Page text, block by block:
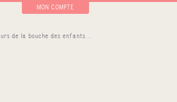
MON COMPTE